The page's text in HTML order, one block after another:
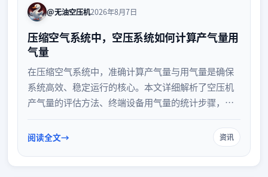
@无油空压机2026年8月7日
压缩空气系统中，空压系统如何计算产气量用
气量
在压缩空气系统中，准确计算产气量与用气量是确保
系统高效、稳定运行的核心。本文详细解析了空压机
产气量的评估方法、终端设备用气量的统计步骤，以
企业优化设备选型，降低能耗并避免供气不足的风
阅读全文 资讯